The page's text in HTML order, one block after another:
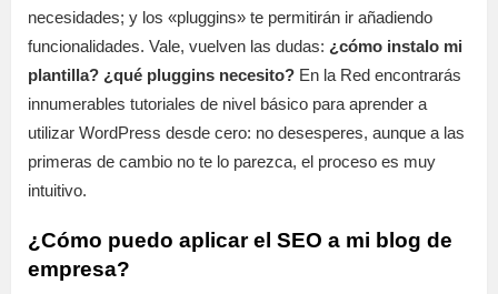
necesidades; y los «pluggins» te permitirán ir añadiendo
funcionalidades. Vale, vuelven las dudas: ¿cómo instalo mi
plantilla? ¿qué pluggins necesito? En la Red encontrarás
innumerables tutoriales de nivel básico para aprender a
utilizar WordPress desde cero: no desesperes, aunque a las
primeras de cambio no te lo parezca, el proceso es muy
intuitivo.
¿Cómo puedo aplicar el SEO a mi blog de
empresa?